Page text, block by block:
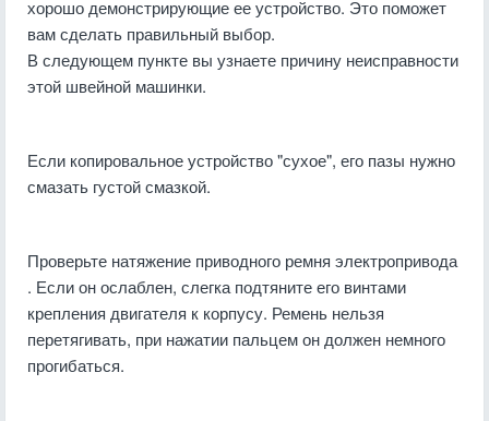
хорошо демонстрирующие ее устройство. Это поможет
вам сделать правильный выбор.
В следующем пункте вы узнаете причину неисправности
этой швейной машинки.
Если копировальное устройство "сухое", его пазы нужно
смазать густой смазкой.
Проверьте натяжение приводного ремня электропривода
. Если он ослаблен, слегка подтяните его винтами
крепления двигателя к корпусу. Ремень нельзя
перетягивать, при нажатии пальцем он должен немного
прогибаться.